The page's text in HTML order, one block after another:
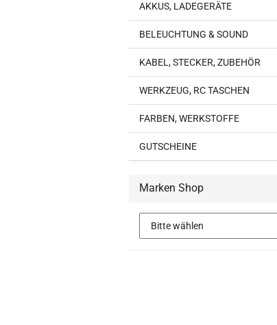
AKKUS, LADEGERÄTE
BELEUCHTUNG & SOUND
KABEL, STECKER, ZUBEHÖR
WERKZEUG, RC TASCHEN
FARBEN, WERKSTOFFE
GUTSCHEINE
Marken Shop